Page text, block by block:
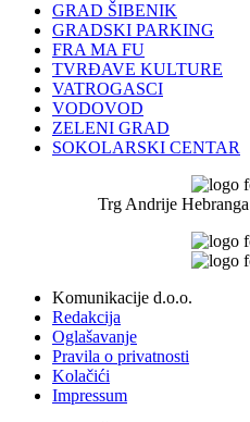
GRAD ŠIBENIK
GRADSKI PARKING
FRA MA FU
TVRĐAVE KULTURE
VATROGASCI
VODOVOD
ZELENI GRAD
SOKOLARSKI CENTAR
Trg Andrije
Komunikacije d.o.o.
Redakcija
Oglašavanje
Pravila o privatnosti
Kolačići
Impressum